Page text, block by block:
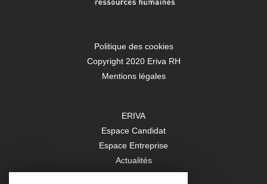
Politique des cookies
Copyright 2020 Eriva RH
Mentions légales
ERIVA
Espace Candidat
Espace Entreprise
Actualités
Contact